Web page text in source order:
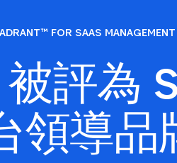
FOR SAAS
評為
領導品